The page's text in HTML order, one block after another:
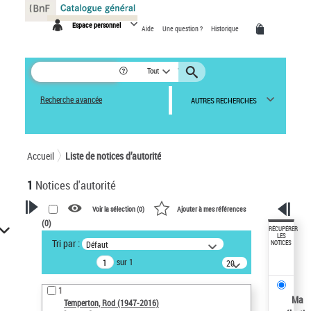
Espace personnel Aide Une question ? Historique
Tout
Recherche avancée AUTRES RECHERCHES
Accueil Liste de notices d’autorité
1 Notices d'autorité
VOTRE RECHERCHE
Recherche avancée dans les
notices d’autorité
Œuvres liées à l'auteur :
Temperton, Rod (1947-2016)
Voir la sélection (0) Ajouter à mes références
(0)
Tri par : Défaut
sur 1
20
résultats/page
1
Temperton, Rod (1947-2016)
RÉCUPÉRER
LES
NOTICES
Ma
Panneau de gestion des cookies